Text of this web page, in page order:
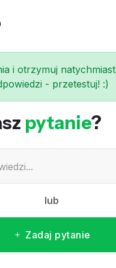
i otrzymuj natychmiast
- przetestuj! :)
pytanie?
lub
Zadaj pytanie